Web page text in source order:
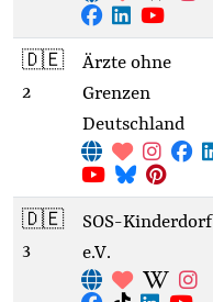
🇩🇪
2
Ärzte ohne
Grenzen
Deutschland
🇩🇪
3
SOS-Kinderdorf
e.V.